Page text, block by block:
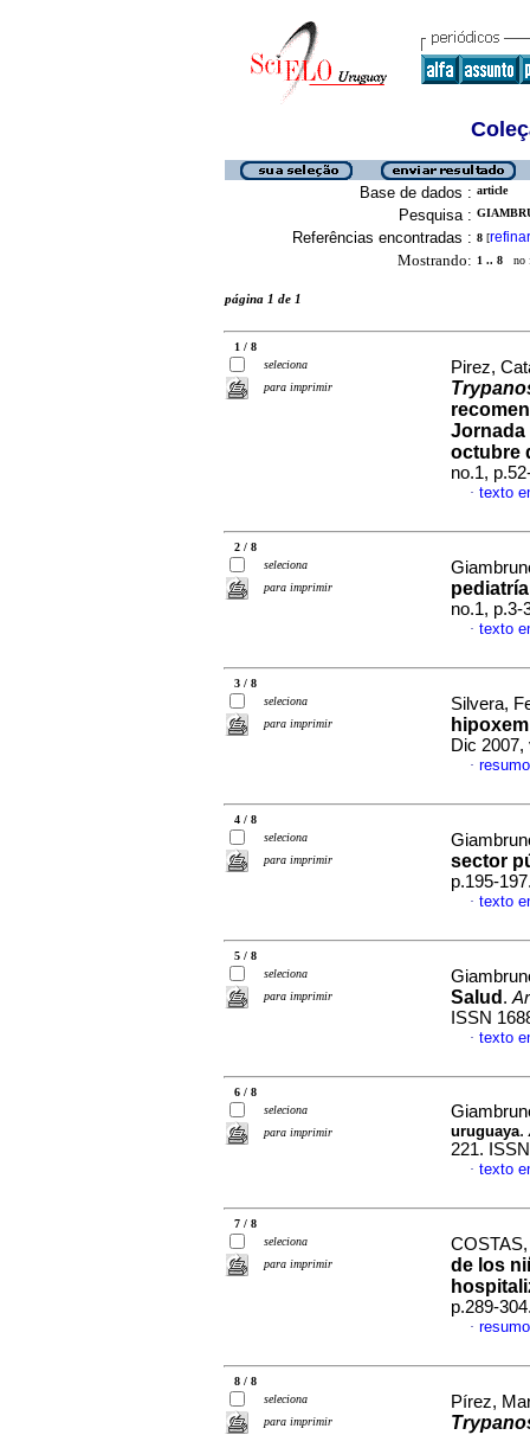
Base de dados : article
Pesquisa :
Referências encontradas : 8 [refinar
Mostrando: 1 .. 8 no
página 1 de 1
1 / 8
seleciona
para imprimir
Pirez,
Jornada
octubre
no.1,
· texto
2 / 8
seleciona
para imprimir
no.1, p.3-
· texto
3 / 8
seleciona
para imprimir
Silvera,
Dic 2007,
·
4 / 8
seleciona
para imprimir
sector
p.195-
· texto
5 / 8
seleciona
para imprimir
Salud .
ISSN
· texto
6 / 8
seleciona
para imprimir
uruguaya.
221.
· texto
7 / 8
seleciona
para imprimir
de los
p.289-
·
8 / 8
seleciona
para imprimir
Pírez,